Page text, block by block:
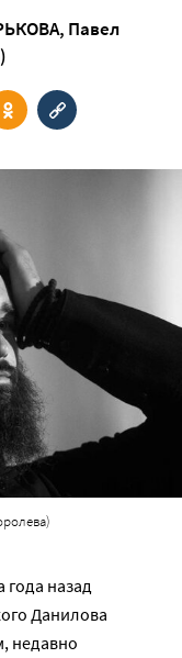
, Павел
назад
Данилова
недавно